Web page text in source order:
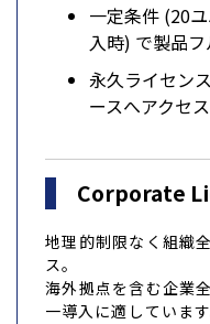
一定条件 (20
入時) で製品
永久ライセン
ースへアクセ
Corporate
地理的制限なく組織
ス。
海外拠点を含む企業
一導入に適しています